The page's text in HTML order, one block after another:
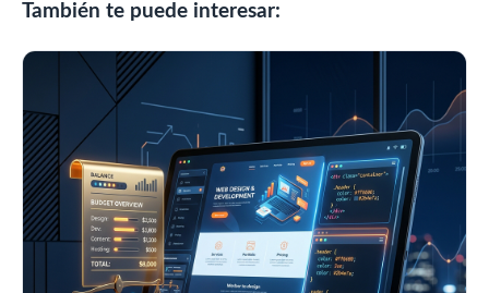
También te puede interesar: